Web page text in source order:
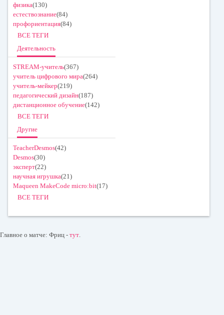
физика(130)
естествознание(84)
профориентация(84)
ВСЕ ТЕГИ
Деятельность
STREAM-учитель(367)
учитель цифрового мира(264)
учитель-мейкер(219)
педагогический дизайн(187)
дистанционное обучение(142)
ВСЕ ТЕГИ
Другие
TeacherDesmos(42)
Desmos(30)
эксперт(22)
научная игрушка(21)
Maqueen MakeCode micro:bit(17)
ВСЕ ТЕГИ
Главное о матче: Фриц - тут